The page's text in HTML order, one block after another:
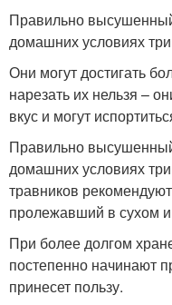
Правильно
домашних условиях
Они могут достигать
нарезать их нельзя –
вкус и могут
Правильно
домашних условиях
травников
пролежавший в сухом
При более долгом
постепенно начинают
принесет пользу.